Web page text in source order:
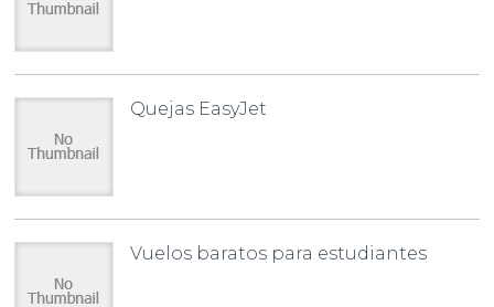
Quejas EasyJet
Vuelos baratos para estudiantes